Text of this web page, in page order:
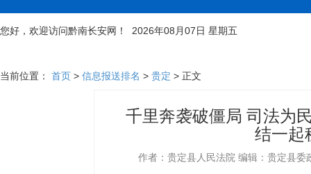
您好，欢迎访问黔南长安网！ 2026年08月07日 星期五
当前位置： 首页 > 信息报送排名 > 贵定 > 正文
千里奔袭破僵局 司法为
结一起
作者：贵定县人民法院 编辑：贵定县委